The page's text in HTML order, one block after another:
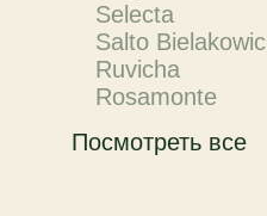
Selecta
Salto Bielakowic
Ruvicha
Rosamonte
Посмотреть все